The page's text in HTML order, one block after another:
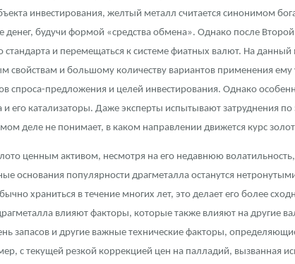
глубин"
из драгметаллов
персональных данных
золота, серебра, платины на 2026 год
инвестирования, желтый металл считается синонимом
денег, будучи формой «средства обмена». Однако после
стандарта и перемещаться к системе фиатных валют. На
свойствам и большому количеству вариантов применения ему
спроса-предложения и целей инвестирования. Однако
и его катализаторы. Даже эксперты испытывают затруднения
деле не понимает, в каком направлении движется курс
ценным активом, несмотря на его недавнюю
основания популярности драгметалла останутся
храниться в течение многих лет, это делает его более
влияют факторы, которые также влияют на другие
запасов и другие важные технические факторы,
с текущей резкой коррекцией цен на палладий, вызванная